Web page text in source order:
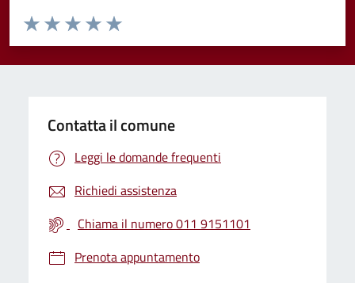
Valuta da 1 a 5 stelle la pagina
Valuta 5 stelle su 5
Valuta 4 stelle su 5
Valuta 3 stelle su 5
Valuta 2 stelle su 5
Valuta 1 stelle su 5
Contatta il comune
Leggi le domande frequenti
Richiedi assistenza
Chiama il numero 011 9151101
Prenota appuntamento